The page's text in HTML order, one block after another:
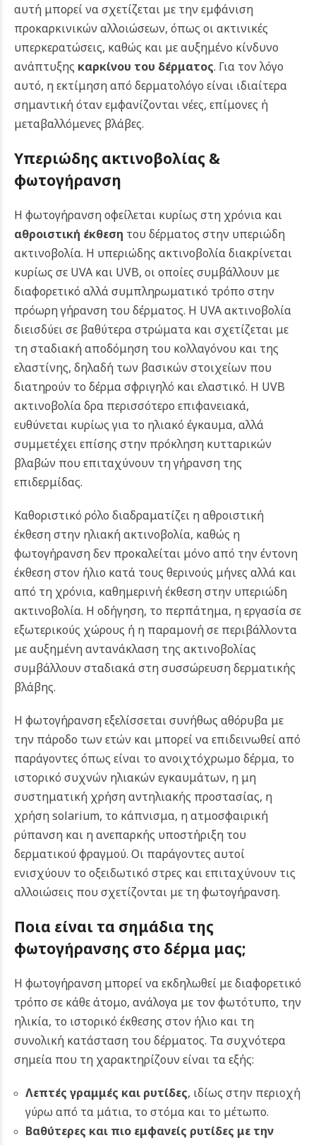
αυτή μπορεί να σχετίζεται με την εμφάνιση
προκαρκινικών αλλοιώσεων, όπως οι ακτινικές
υπερκερατώσεις, καθώς και με αυξημένο κίνδυνο
ανάπτυξης καρκίνου του δέρματος. Για τον λόγο
αυτό, η εκτίμηση από δερματολόγο είναι ιδιαίτερα
σημαντική όταν εμφανίζονται νέες, επίμονες ή
μεταβαλλόμενες βλάβες.
Υπεριώδης ακτινοβολίας &
φωτογήρανση
Η φωτογήρανση οφείλεται κυρίως στη χρόνια και
αθροιστική έκθεση του δέρματος στην υπεριώδη
ακτινοβολία. Η υπεριώδης ακτινοβολία διακρίνεται
κυρίως σε UVA και UVB, οι οποίες συμβάλλουν με
διαφορετικό αλλά συμπληρωματικό τρόπο στην
πρόωρη γήρανση του δέρματος. Η UVA ακτινοβολία
διεισδύει σε βαθύτερα στρώματα και σχετίζεται με
τη σταδιακή αποδόμηση του κολλαγόνου και της
ελαστίνης, δηλαδή των βασικών στοιχείων που
διατηρούν το δέρμα σφριγηλό και ελαστικό. Η UVB
ακτινοβολία δρα περισσότερο επιφανειακά,
ευθύνεται κυρίως για το ηλιακό έγκαυμα, αλλά
συμμετέχει επίσης στην πρόκληση κυτταρικών
βλαβών που επιταχύνουν τη γήρανση της
επιδερμίδας.
Καθοριστικό ρόλο διαδραματίζει η αθροιστική
έκθεση στην ηλιακή ακτινοβολία, καθώς η
φωτογήρανση δεν προκαλείται μόνο από την έντονη
έκθεση στον ήλιο κατά τους θερινούς μήνες αλλά και
από τη χρόνια, καθημερινή έκθεση στην υπεριώδη
ακτινοβολία. Η οδήγηση, το περπάτημα, η εργασία σε
εξωτερικούς χώρους ή η παραμονή σε περιβάλλοντα
με αυξημένη αντανάκλαση της ακτινοβολίας
συμβάλλουν σταδιακά στη συσσώρευση δερματικής
βλάβης.
Η φωτογήρανση εξελίσσεται συνήθως αθόρυβα με
την πάροδο των ετών και μπορεί να επιδεινωθεί από
παράγοντες όπως είναι το ανοιχτόχρωμο δέρμα, το
ιστορικό συχνών ηλιακών εγκαυμάτων, η μη
συστηματική χρήση αντηλιακής προστασίας, η
χρήση solarium, το κάπνισμα, η ατμοσφαιρική
ρύπανση και η ανεπαρκής υποστήριξη του
δερματικού φραγμού. Οι παράγοντες αυτοί
ενισχύουν το οξειδωτικό στρες και επιταχύνουν τις
αλλοιώσεις που σχετίζονται με τη φωτογήρανση.
Ποια είναι τα σημάδια της
φωτογήρανσης στο δέρμα μας;
Η φωτογήρανση μπορεί να εκδηλωθεί με διαφορετικό
τρόπο σε κάθε άτομο, ανάλογα με τον φωτότυπο, την
ηλικία, το ιστορικό έκθεσης στον ήλιο και τη
συνολική κατάσταση του δέρματος. Τα συχνότερα
σημεία που τη χαρακτηρίζουν είναι τα εξής:
Λεπτές γραμμές και ρυτίδες, ιδίως στην περιοχή
γύρω από τα μάτια, το στόμα και το μέτωπο.
Βαθύτερες και πιο εμφανείς ρυτίδες με την